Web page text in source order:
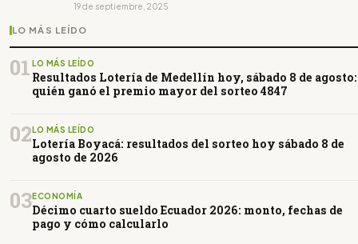
19 de septiembre, 2025
LO MÁS LEÍDO
01 LO MÁS LEÍDO
Resultados Lotería de Medellín hoy, sábado 8 de agosto:
quién ganó el premio mayor del sorteo 4847
02LO MÁS LEÍDO
Lotería Boyacá: resultados del sorteo hoy sábado 8 de
agosto de 2026
03ECONOMÍA
Décimo cuarto sueldo Ecuador 2026: monto, fechas de
pago y cómo calcularlo